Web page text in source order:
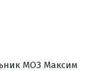
МОЗ Максим